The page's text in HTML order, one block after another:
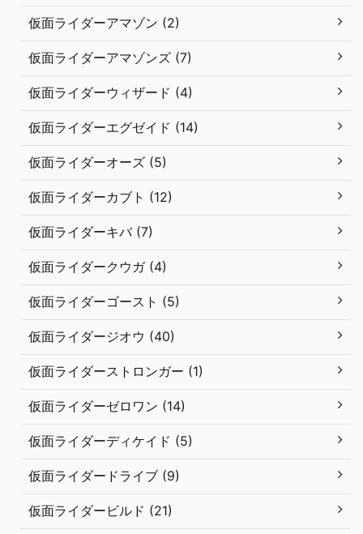
仮面ライダーアマゾン (2)
仮面ライダーアマゾンズ (7)
仮面ライダーウィザード (4)
仮面ライダーエグゼイド (14)
仮面ライダーオーズ (5)
仮面ライダーカブト (12)
仮面ライダーキバ (7)
仮面ライダークウガ (4)
仮面ライダーゴースト (5)
仮面ライダージオウ (40)
仮面ライダーストロンガー (1)
仮面ライダーゼロワン (14)
仮面ライダーディケイド (5)
仮面ライダードライブ (9)
仮面ライダービルド (21)